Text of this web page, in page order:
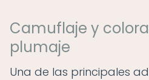
Camuflaje y
plumaje
Una de las principales